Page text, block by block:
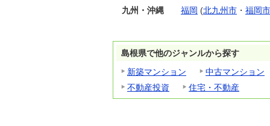
九州・沖縄 福岡 (北九州市 ・ 福岡市
島根県で他のジャンルから探す
新築マンション
中古マンション
不動産投資
住宅・不動産